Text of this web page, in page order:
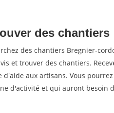
des chantiers
des chantiers Bregnier-
et trouver des chantiers.
aux artisans. Vous
d'activité et qui auront besoin